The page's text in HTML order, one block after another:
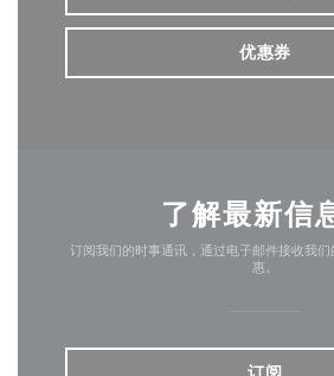
优惠券
了解最新信
订阅我们的时事通讯，通过电子邮件接收我
惠。
订阅